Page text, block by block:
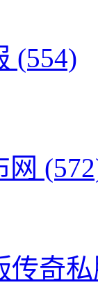
(554)
网
传奇